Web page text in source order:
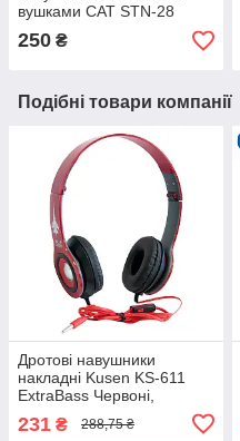
вушками CAT STN-28
Bluetooth гарнітура з
мікрофоном (Фіолетовий)
250 ₴
Подібні товари компанії
Дротові навушники
накладні Kusen KS-611
ExtraBass Червоні,
навушники з мікрофоном
(проводные наушники)
231 ₴ 288,75 ₴